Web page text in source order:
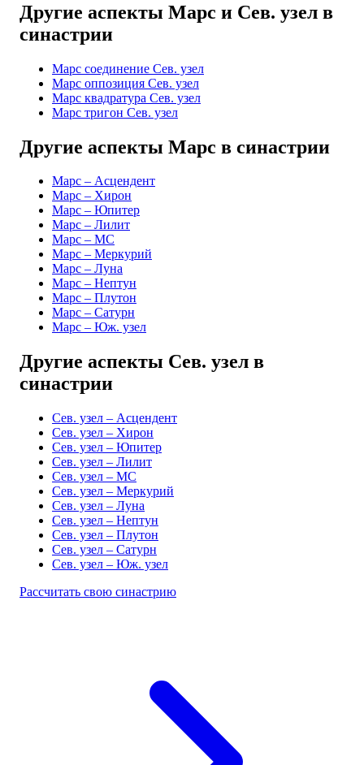
Другие аспекты Марс и Сев. узел в
синастрии
Марс соединение Сев. узел
Марс оппозиция Сев. узел
Марс квадратура Сев. узел
Марс тригон Сев. узел
Другие аспекты Марс в синастрии
Марс – Асцендент
Марс – Хирон
Марс – Юпитер
Марс – Лилит
Марс – MC
Марс – Меркурий
Марс – Луна
Марс – Нептун
Марс – Плутон
Марс – Сатурн
Марс – Юж. узел
Другие аспекты Сев. узел в
синастрии
Сев. узел – Асцендент
Сев. узел – Хирон
Сев. узел – Юпитер
Сев. узел – Лилит
Сев. узел – MC
Сев. узел – Меркурий
Сев. узел – Луна
Сев. узел – Нептун
Сев. узел – Плутон
Сев. узел – Сатурн
Сев. узел – Юж. узел
Рассчитать свою синастрию